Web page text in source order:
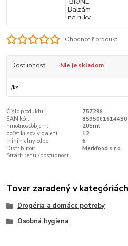
Ohodnotiť produkt
Dostupnosť Nie je skladom
/ks
Číslo produktu:
757299
EAN kód:
8595061614430
hmotnosť/objem:
205ml
počet kusov v balení:
12
minimálny odber:
6
Distribútor:
Merkfood s.r.o.
Strážiť cenu / dostupnosť
Tovar zaradený v kategóriách
Drogéria a domáce potreby
Osobná hygiena